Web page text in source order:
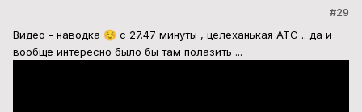
#29
Видео - наводка ☺️ с 27.47 минуты , целеханькая АТС .. да и
вообще интересно было бы там полазить ...